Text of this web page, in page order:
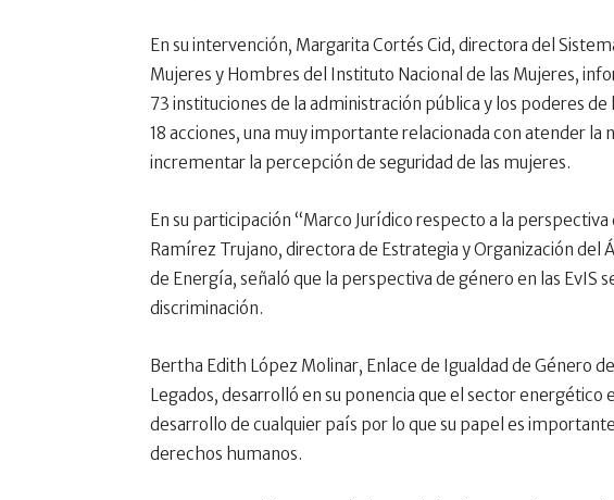
En su intervención, Margarita Cortés Cid, directora del
Mujeres y Hombres del Instituto Nacional de las Mujeres,
73 instituciones de la administración pública y los poderes de
18 acciones, una muy importante relacionada con atender la
incrementar la percepción de seguridad de las mujeres.
En su participación “Marco Jurídico respecto a la perspectiva
Ramírez Trujano, directora de Estrategia y Organización del
de Energía, señaló que la perspectiva de género en las EvIS
discriminación.
Bertha Edith López Molinar, Enlace de Igualdad de Género
Legados, desarrolló en su ponencia que el sector energético
desarrollo de cualquier país por lo que su papel es
derechos humanos.